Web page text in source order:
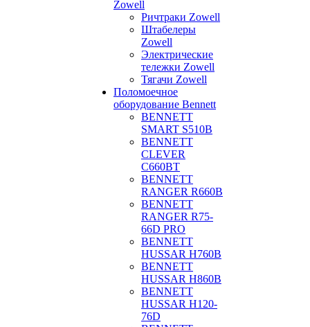
Zowell
Ричтраки Zowell
Штабелеры
Zowell
Электрические
тележки Zowell
Тягачи Zowell
Поломоечное
оборудование Bennett
BENNETT
SMART S510B
BENNETT
CLEVER
C660BT
BENNETT
RANGER R660B
BENNETT
RANGER R75-
66D PRO
BENNETT
HUSSAR H760B
BENNETT
HUSSAR H860B
BENNETT
HUSSAR H120-
76D